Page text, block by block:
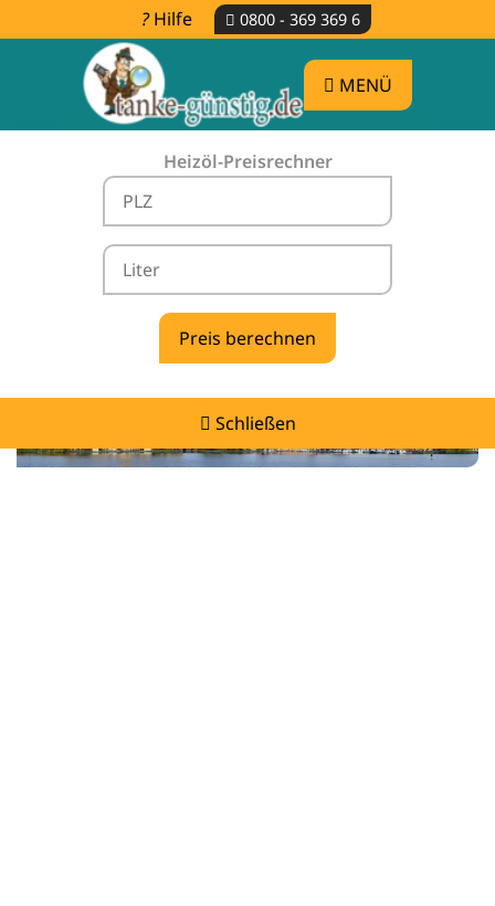
Hilfe 0800 - 369 369 6
MENÜ
Heizöl-Preisrechner
Schließen
Heizölpreise Cambs -
vergleichen & günstig tanken